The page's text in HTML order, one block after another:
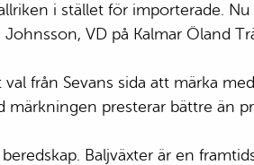
i stället för importerade.
VD på Kalmar Öland
från Sevans sida att märka
presterar bättre än
Baljväxter är en